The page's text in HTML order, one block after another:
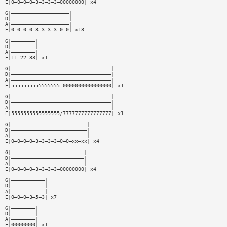
E|0—0—0—0—3—3—3—3—00000000| x4
G|———————————————————|
D|———————————————————|
A|———————————————————|
E|0—0—0—0—3—3—3—3—0—0| x13
G|————————|
D|————————|
A|————————|
E|11—22—33| x1
G|—————————————————————————————————|
D|—————————————————————————————————|
A|—————————————————————————————————|
E|5555555555555555—0000000000000000| x1
G|—————————————————————————————————|
D|—————————————————————————————————|
A|—————————————————————————————————|
E|5555555555555555/7777777777777777| x1
G|—————————————————————————|
D|—————————————————————————|
A|—————————————————————————|
E|0—0—0—0—3—3—3—3—0—0—xx—xx| x4
G|————————————————————————|
D|————————————————————————|
A|————————————————————————|
E|0—0—0—0—3—3—3—3—00000000| x4
G|———————————|
D|———————————|
A|———————————|
E|0—0—0—3—5—3| x7
G|————————|
D|————————|
A|————————|
E|00000000| x1